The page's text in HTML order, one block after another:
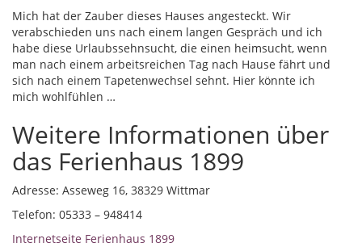
Mich hat der Zauber dieses Hauses angesteckt. Wir
verabschieden uns nach einem langen Gespräch und ich
habe diese Urlaubssehnsucht, die einen heimsucht, wenn
man nach einem arbeitsreichen Tag nach Hause fährt und
sich nach einem Tapetenwechsel sehnt. Hier könnte ich
mich wohlfühlen …
Weitere Informationen über
das Ferienhaus 1899
Adresse: Asseweg 16, 38329 Wittmar
Telefon: 05333 – 948414
Internetseite Ferienhaus 1899